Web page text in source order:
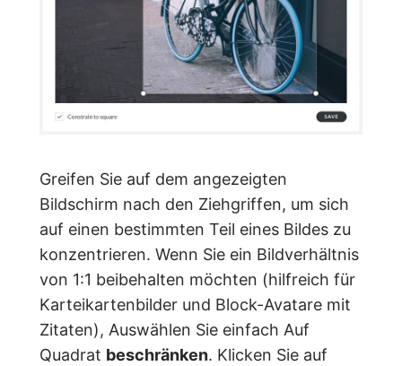
Greifen Sie auf dem angezeigten
Bildschirm nach den Ziehgriffen, um sich
auf einen bestimmten Teil eines Bildes zu
konzentrieren. Wenn Sie ein Bildverhältnis
von 1:1 beibehalten möchten (hilfreich für
Karteikartenbilder und Block-Avatare mit
Zitaten), Auswählen Sie einfach Auf
Quadrat beschränken. Klicken Sie auf